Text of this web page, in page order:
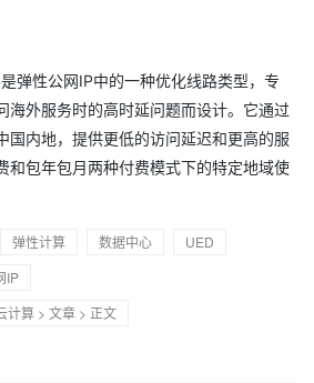
弹性公网IP中的一种优化线路类型，专
海外服务时的高时延问题而设计。它通过
国内地，提供更低的访问延迟和更高的服
和包年包月两种付费模式下的特定地域使
弹性计算 数据中心
UED
IP
计算 > 文章 > 正文